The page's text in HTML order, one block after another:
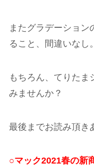
またグラデーション
ること、間違いなし。
もちろん、てりたま
みませんか？
最後までお読み頂き
○マック2021春の新